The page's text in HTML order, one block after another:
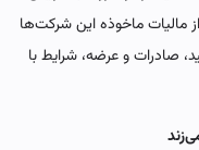
مالیات ماخوذه این شرکت‌ها
صادرات و عرضه، شرایط با